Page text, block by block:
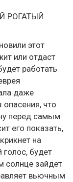
РОГАТЫЙ
этот
или отдаст
работать
даже
что
перед самым
его показать,
на
будет
солнце зайдет
вьючным